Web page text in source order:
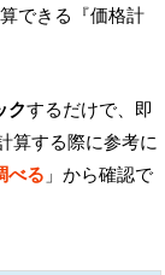
できる『価格計
クするだけで、即
算する際に参考に
べる 」から確認で